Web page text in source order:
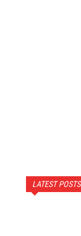
LATEST POSTS